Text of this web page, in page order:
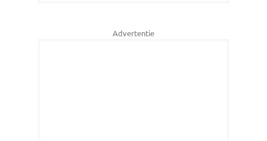
Advertentie